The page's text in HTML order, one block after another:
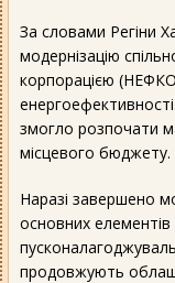
За словами Регіни
модернізацію
корпорацією
змогло розпочати
місцевого бюджету.
Наразі завершено
основних
продовжують